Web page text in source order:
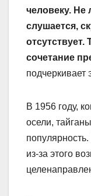
человеку. Не
слушается,
отсутствует.
сочетание
подчеркивает
В 1956 году,
осели,
из-за этого